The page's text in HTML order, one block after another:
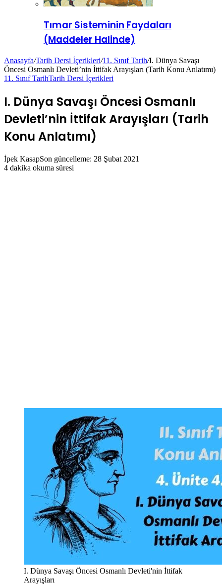
Tımar Sisteminin Faydaları
(Maddeler Halinde)
Anasayfa/Tarih Dersi İçerikleri/11. Sınıf Tarih/I. Dünya Savaşı
Öncesi Osmanlı Devleti’nin İttifak Arayışları (Tarih Konu Anlatımı)
11. Sınıf TarihTarih Dersi İçerikleri
I. Dünya Savaşı Öncesi Osmanlı
Devleti’nin İttifak Arayışları (Tarih
Konu Anlatımı)
İpek KasapSon güncelleme: 28 Şubat 2021
4 dakika okuma süresi
I. Dünya Savaşı Öncesi Osmanlı Devleti'nin İttifak
Arayışları